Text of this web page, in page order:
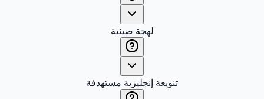
لهجة صينية
تنويعة إنجليزية مستهدفة